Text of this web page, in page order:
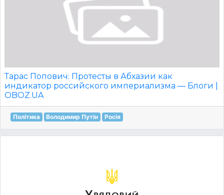
Тарас Попович: Протесты в Абхазии как
индикатор российского империализма — Блоги |
OBOZ.UA
Політика Володимир Путін Росія